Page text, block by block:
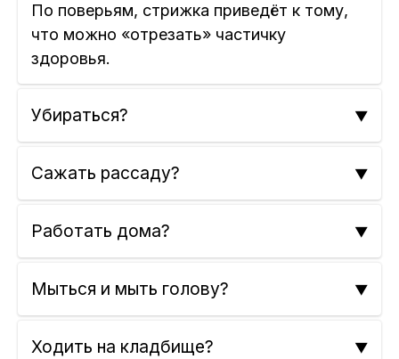
По поверьям, стрижка приведёт к тому,
что можно «отрезать» частичку
здоровья.
Убираться?
Сажать рассаду?
Работать дома?
Мыться и мыть голову?
Ходить на кладбище?